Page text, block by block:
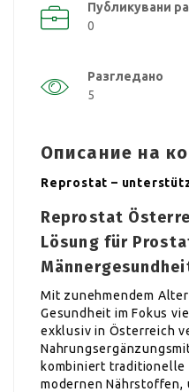
Публикувани
0
Разгледано
5
Описание на
Reprostat –
Reprostat
Lösung für
Mit zunehmendem
Gesundheit im Fokus
exklusiv in Österreich
kombiniert
modernen Nährstoffen,